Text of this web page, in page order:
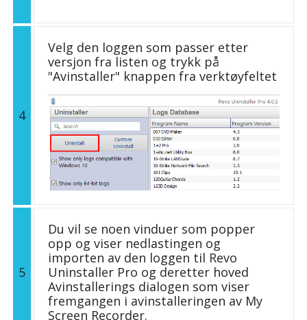
4
Velg den loggen som passer etter
versjon fra listen og trykk på
"Avinstaller" knappen fra verktøyfeltet
5
Du vil se noen vinduer som popper
opp og viser nedlastingen og
importen av den loggen til Revo
Uninstaller Pro og deretter hoved
Avinstallerings dialogen som viser
fremgangen i avinstalleringen av My
Screen Recorder.